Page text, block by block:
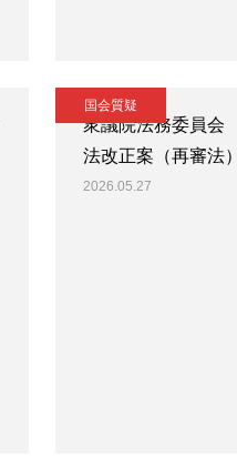
国会質疑
衆議院法務委員
法改正案（再審法
2026.05.27